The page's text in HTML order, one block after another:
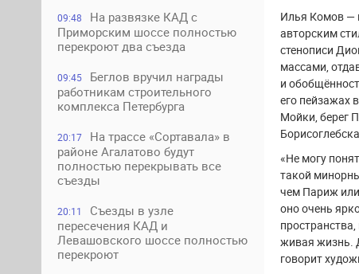
09:48
На развязке КАД с
Приморским шоссе полностью
перекроют два съезда
09:45
Беглов вручил награды
работникам строительного
комплекса Петербурга
20:17
На трассе «Сортавала» в
районе Агалатово будут
полностью перекрывать все
съезды
20:11
Съезды в узле
пересечения КАД и
Левашовского шоссе полностью
перекроют
Илья Комов —
авторским
стенописи
массами,
и
его пейзажах
Мойки, берег
«Не могу
такой
чем Париж или
оно очень
живая жизнь.
говорит